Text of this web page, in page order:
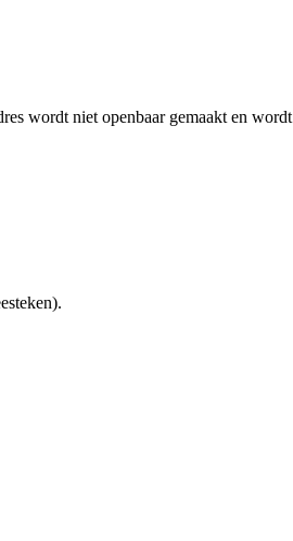
wordt niet openbaar gemaakt en